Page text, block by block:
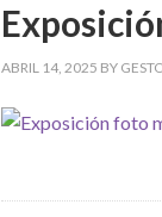
ABRIL 14, 2025 BY